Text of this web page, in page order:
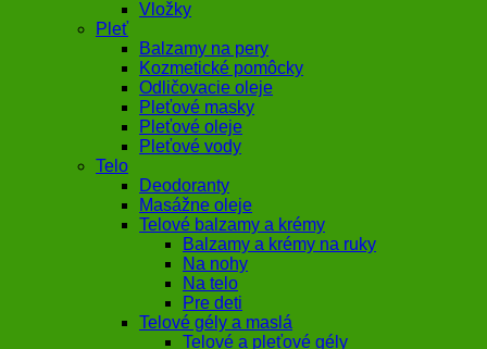
Vložky
Pleť
Balzamy na pery
Kozmetické pomôcky
Odličovacie oleje
Pleťové masky
Pleťové oleje
Pleťové vody
Telo
Deodoranty
Masážne oleje
Telové balzamy a krémy
Balzamy a krémy na ruky
Na nohy
Na telo
Pre deti
Telové gély a maslá
Telové a pleťové gély